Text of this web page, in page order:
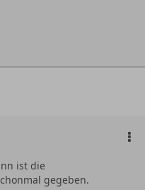
ist die
gegeben.